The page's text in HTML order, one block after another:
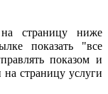
на страницу ниже
показать "все
показом и
на страницу услуги